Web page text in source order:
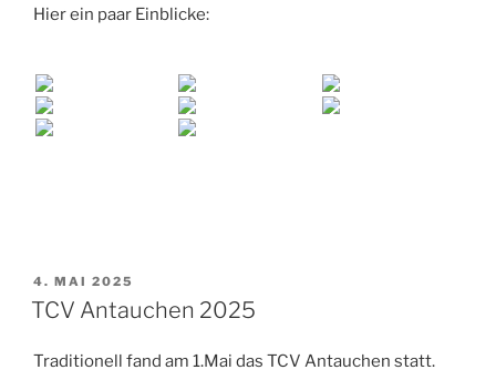
Hier ein paar Einblicke:
VERÖFFENTLICHT
AM
4. MAI 2025
TCV Antauchen 2025
Traditionell fand am 1.Mai das TCV Antauchen statt.